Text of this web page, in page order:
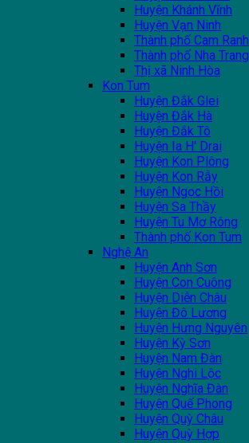
Huyện Khánh Vĩnh
Huyện Vạn Ninh
Thành phố Cam Ranh
Thành phố Nha Trang
Thị xã Ninh Hòa
Kon Tum
Huyện Đắk Glei
Huyện Đắk Hà
Huyện Đắk Tô
Huyện Ia H' Drai
Huyện Kon Plông
Huyện Kon Rẫy
Huyện Ngọc Hồi
Huyện Sa Thầy
Huyện Tu Mơ Rông
Thành phố Kon Tum
Nghệ An
Huyện Anh Sơn
Huyện Con Cuông
Huyện Diễn Châu
Huyện Đô Lương
Huyện Hưng Nguyên
Huyện Kỳ Sơn
Huyện Nam Đàn
Huyện Nghi Lộc
Huyện Nghĩa Đàn
Huyện Quế Phong
Huyện Quỳ Châu
Huyện Quỳ Hợp